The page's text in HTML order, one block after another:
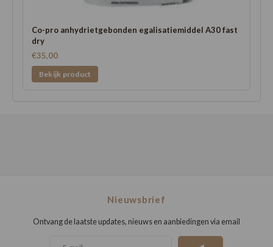
Co-pro anhydrietgebonden egalisatiemiddel A30 fast
dry
€35,00
Bekijk product
Nieuwsbrief
Ontvang de laatste updates, nieuws en aanbiedingen via email